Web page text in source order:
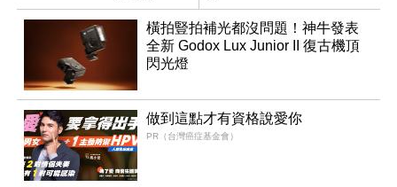
同步亮相
橫拍豎拍補光都沒問題！神牛發表
全新 Godox Lux Junior II 復古機頂
閃光燈
做到這點才有資格說愛你
PR（台灣癌症基金會）